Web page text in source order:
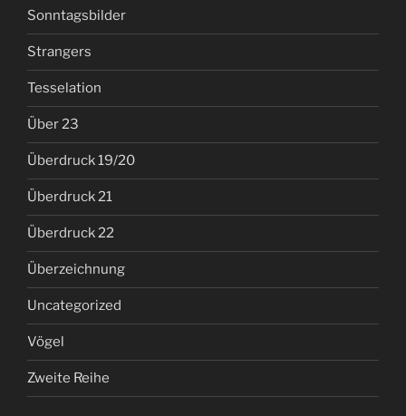
Sonntagsbilder
Strangers
Tesselation
Über 23
Überdruck 19/20
Überdruck 21
Überdruck 22
Überzeichnung
Uncategorized
Vögel
Zweite Reihe